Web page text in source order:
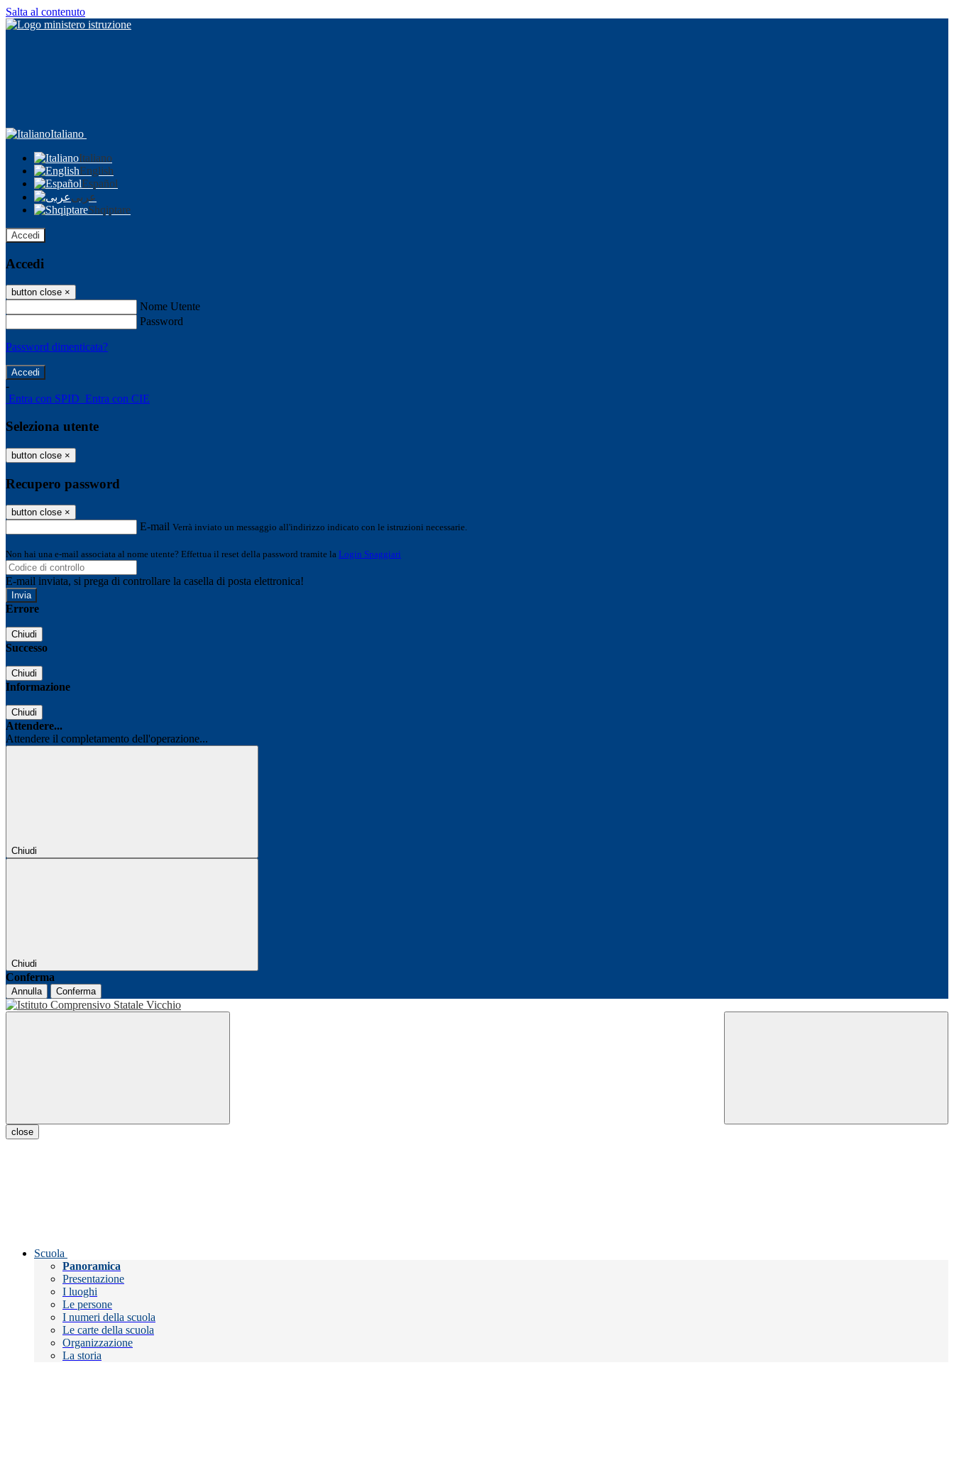
Salta al contenuto
Italiano
Italiano
English
Español
عربى
Shqiptare
Accedi
Accedi
button close ×
Nome Utente
Password
Password dimenticata?
-
Entra con SPID Entra con CIE
Seleziona utente
button close ×
Recupero password
button close ×
E-mail Verrà inviato un messaggio all'indirizzo indicato con le istruzioni necessarie.
Non hai una e-mail associata al nome utente? Effettua il reset della password tramite la Login Spaggiari
E-mail inviata, si prega di controllare la casella di posta elettronica!
Errore
Chiudi
Successo
Chiudi
Informazione
Chiudi
Attendere...
Attendere il completamento dell'operazione...
Chiudi
Chiudi
Conferma
Annulla Conferma
close
Scuola
Panoramica
Presentazione
I luoghi
Le persone
I numeri della scuola
Le carte della scuola
Organizzazione
La storia